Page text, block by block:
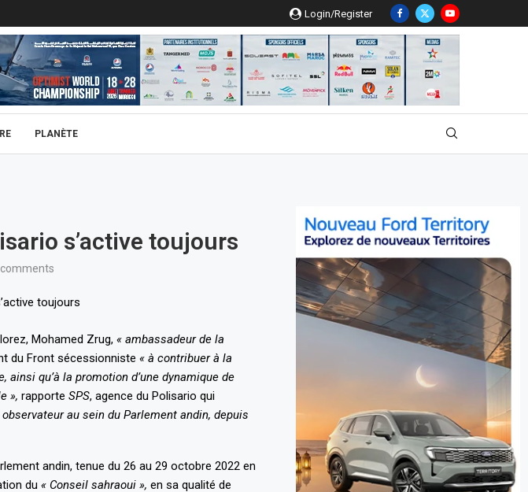
Login/Register
PLANÈTE
s’active toujours
Mohamed Zrug, « ambassadeur de la
du Front sécessionniste « à contribuer à la
ainsi qu’à la promotion d’une dynamique de
», rapporte SPS, agence du Polisario qui
au sein du Parlement andin, depuis
andin, tenue du 26 au 29 octobre 2022 en
du « Conseil sahraoui », en sa qualité de